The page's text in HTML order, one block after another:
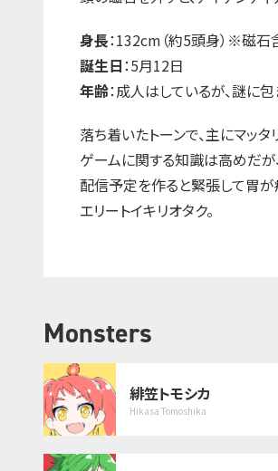
身長：132cm（約5頭身）※磁石
誕生日：5月12日
年齢：成人はしているが、謎に
落ち着いたトーンで、主にマッ
ゲームに関する知識は高めだが
配信予定を作ると緊張して胃が
エリートイキリオタク。
Monsters
緋笠トモシカ
Hikasa Tomoshika